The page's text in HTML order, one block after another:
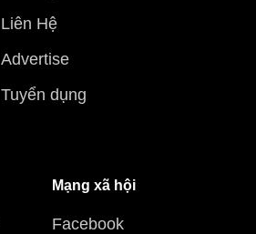
Liên Hệ
Advertise
Tuyển dụng
Mạng xã hội
Facebook